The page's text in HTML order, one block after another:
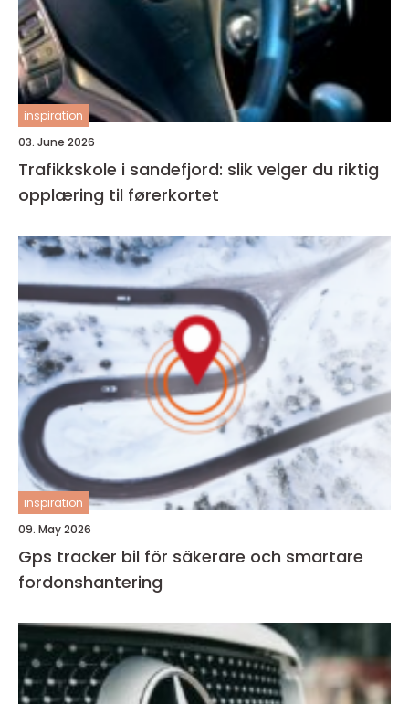
inspiration
03. June 2026
Trafikkskole i sandefjord: slik velger du riktig
opplæring til førerkortet
inspiration
09. May 2026
Gps tracker bil för säkerare och smartare
fordonshantering